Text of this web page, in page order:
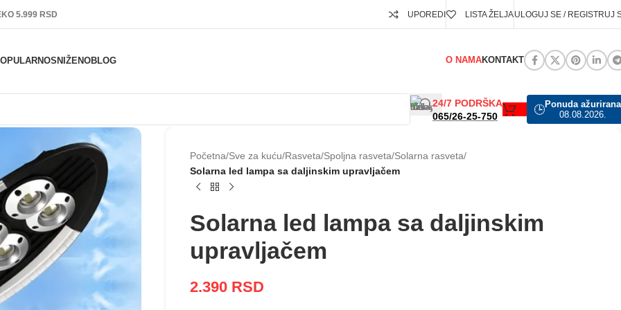
5.999 RSD UPOREDI LISTA ŽELJAULOGUJ SE / REGISTRUJ
SNIŽENOBLOG O NAMAKONTAKT
24/7 PODRŠKA
065/26-25-750
🕒Ponuda ažurirana
08.08.2026.
Početna/Sve za kuću/Rasveta/Spoljna rasveta/Solarna rasveta/
Solarna led lampa sa daljinskim upravljačem
Solarna led lampa sa daljinskim
upravljačem
2.390 RSD